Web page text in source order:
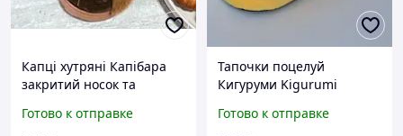
Капці хутряні Капібара
закритий носок та
Готово к отправке
Тапочки поцелуй
Кигуруми Kigurumi
38 размер
Готово к отправке